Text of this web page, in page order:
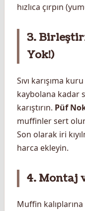
hızlıca çırpın
3.
Yok!)
Sıvı karışıma
kaybolana kadar
karıştırın. Püf
muffinler sert
Son olarak iri
harca ekleyin.
4. Montaj
Muffin